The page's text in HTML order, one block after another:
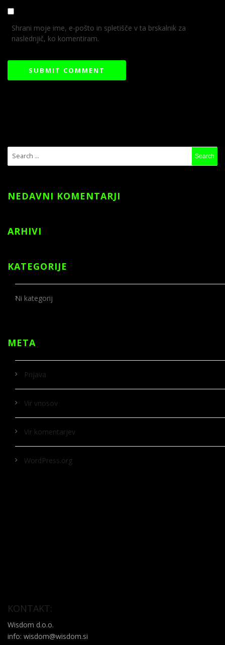
Shrani moje ime, e-pošto in spletišče v ta brskalnik za
naslednjič, ko komentiram.
NEDAVNI KOMENTARJI
ARHIVI
KATEGORIJE
Ni kategorij
META
Prijava
Vir vnosov
Vir komentarjev
WordPress.org
KONTAKT:
Wisdom d.o.o.
info: wisdom@wisdom.si